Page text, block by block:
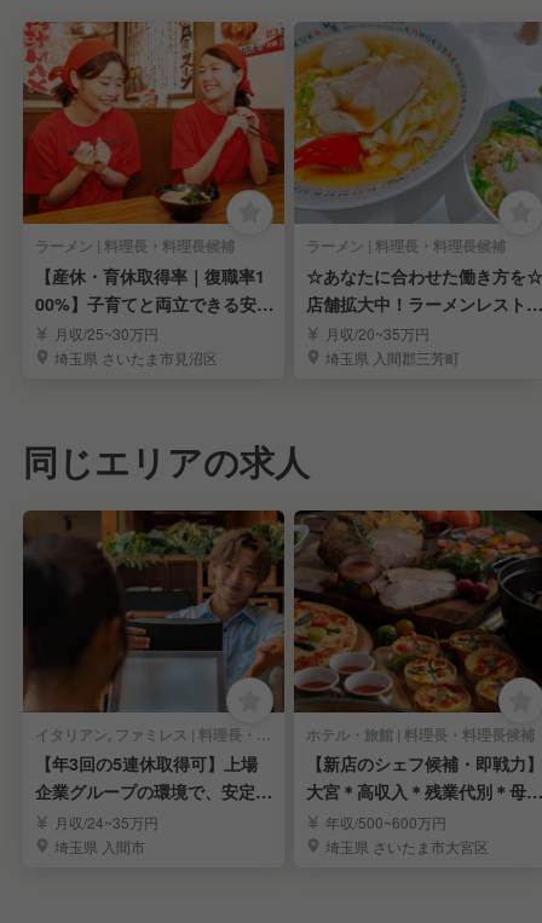
ラーメン | 料理長・料理長候補
【産休・育休取得率｜復職率1
00%】子育てと両立できる安心
の優良企業！
月収/25~30万円
埼玉県 さいたま市見沼区
ラーメン | 料理長・料理長候補
☆あなたに合わせた働き方を☆
店舗拡大中！ラーメンレストラ
ンのスタッフを募集
月収/20~35万円
埼玉県 入間郡三芳町
同じエリアの求人
イタリアン, ファミレス | 料理長・料理長候補
【年3回の5連休取得可】上場
企業グループの環境で、安定し
たキャリアアップ！
月収/24~35万円
埼玉県 入間市
ホテル・旅館 | 料理長・料理長候補
【新店のシェフ候補・即戦力】
大宮＊高収入＊残業代別＊母体
安定＊労働環境良し
年収/500~600万円
埼玉県 さいたま市大宮区